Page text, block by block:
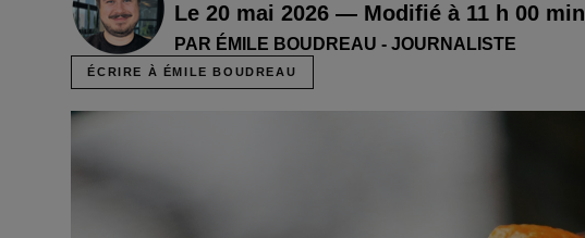
Le 20 mai 2026 — Modifié à 11 h 00 min
PAR ÉMILE BOUDREAU - JOURNALISTE
ÉCRIRE À ÉMILE BOUDREAU